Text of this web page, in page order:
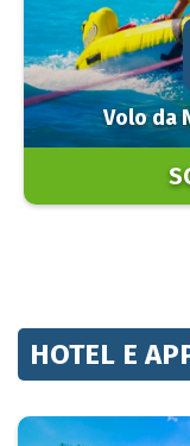
Volo da
HOTEL E